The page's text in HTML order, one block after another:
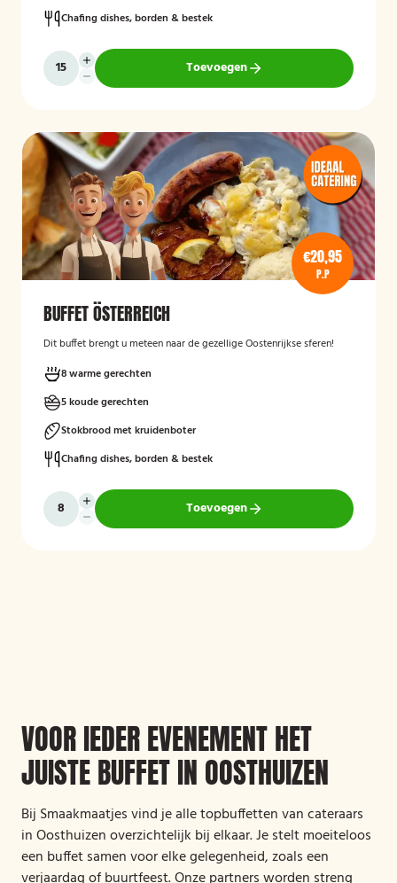
Chafing dishes, borden & bestek
Toevoegen
€20,95
P.P
BUFFET ÖSTERREICH
Dit buffet brengt u meteen naar de gezellige Oostenrijkse sferen!
8 warme gerechten
5 koude gerechten
Stokbrood met kruidenboter
Chafing dishes, borden & bestek
Toevoegen
VOOR IEDER EVENEMENT HET
JUISTE BUFFET IN OOSTHUIZEN
Bij Smaakmaatjes vind je alle topbuffetten van cateraars
in Oosthuizen overzichtelijk bij elkaar. Je stelt moeiteloos
een buffet samen voor elke gelegenheid, zoals een